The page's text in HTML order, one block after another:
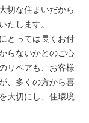
切な住まいだから
します。
とっては長くお付
らないかとのご心
リペアも、お客様
、多くの方から喜
大切にし、住環境